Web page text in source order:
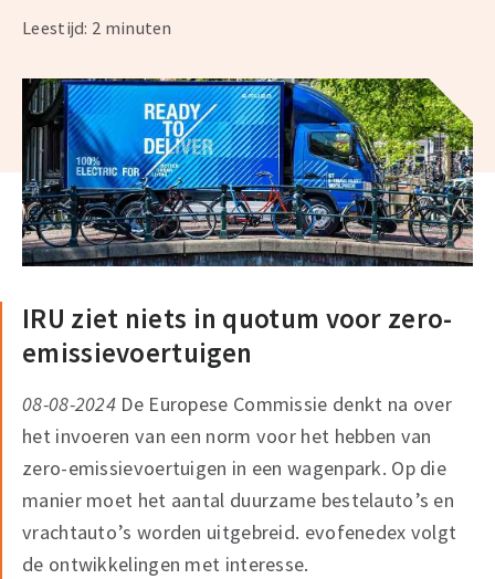
Leestijd: 2 minuten
IRU ziet niets in quotum voor zero-
emissievoertuigen
08-08-2024 De Europese Commissie denkt na over
het invoeren van een norm voor het hebben van
zero-emissievoertuigen in een wagenpark. Op die
manier moet het aantal duurzame bestelauto’s en
vrachtauto’s worden uitgebreid. evofenedex volgt
de ontwikkelingen met interesse.